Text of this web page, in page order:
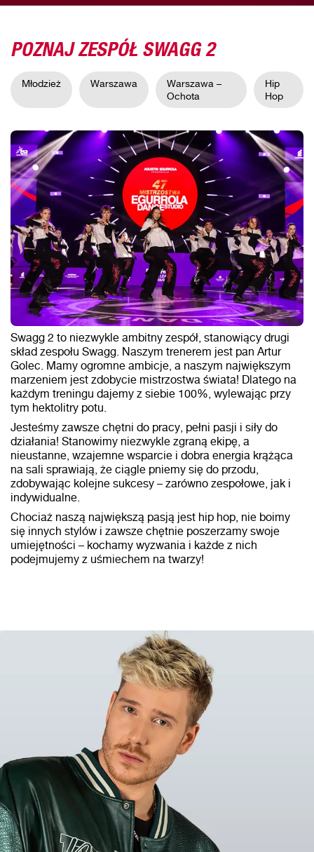
POZNAJ ZESPÓŁ SWAGG 2
Młodzież Warszawa
Warszawa –
Ochota
Hip
Hop
Swagg 2 to niezwykle ambitny zespół, stanowiący drugi
skład zespołu Swagg. Naszym trenerem jest pan Artur
Golec. Mamy ogromne ambicje, a naszym największym
marzeniem jest zdobycie mistrzostwa świata! Dlatego na
każdym treningu dajemy z siebie 100%, wylewając przy
tym hektolitry potu.
Jesteśmy zawsze chętni do pracy, pełni pasji i siły do
działania! Stanowimy niezwykle zgraną ekipę, a
nieustanne, wzajemne wsparcie i dobra energia krążąca
na sali sprawiają, że ciągle pniemy się do przodu,
zdobywając kolejne sukcesy – zarówno zespołowe, jak i
indywidualne.
Chociaż naszą największą pasją jest hip hop, nie boimy
się innych stylów i zawsze chętnie poszerzamy swoje
umiejętności – kochamy wyzwania i każde z nich
podejmujemy z uśmiechem na twarzy!